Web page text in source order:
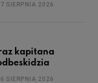
7 SIERPNIA 2026
kapitana
6 SIERPNIA 2026